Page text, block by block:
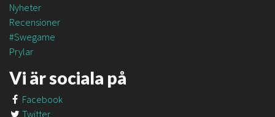
Nyheter
Recensioner
#Swegame
Prylar
Vi är sociala på
Facebook
Twitter